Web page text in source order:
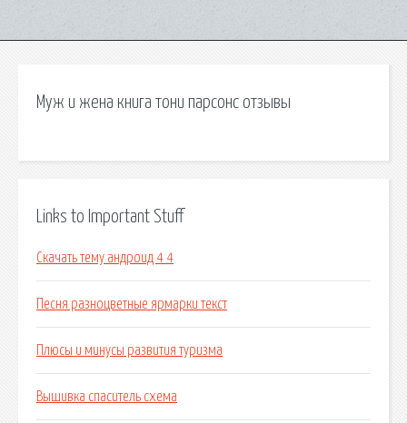
Муж и жена книга тони парсонс отзывы
Links to Important Stuff
Скачать тему андроид 4 4
Песня разноцветные ярмарки текст
Плюсы и минусы развития туризма
Вышивка спаситель схема